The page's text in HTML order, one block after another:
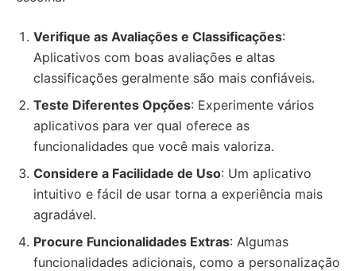
Verifique as Avaliações e Classificações:
Aplicativos com boas avaliações e altas
classificações geralmente são mais confiáveis.
Teste Diferentes Opções: Experimente vários
aplicativos para ver qual oferece as
funcionalidades que você mais valoriza.
Considere a Facilidade de Uso: Um aplicativo
intuitivo e fácil de usar torna a experiência mais
agradável.
Procure Funcionalidades Extras: Algumas
funcionalidades adicionais, como a personalização